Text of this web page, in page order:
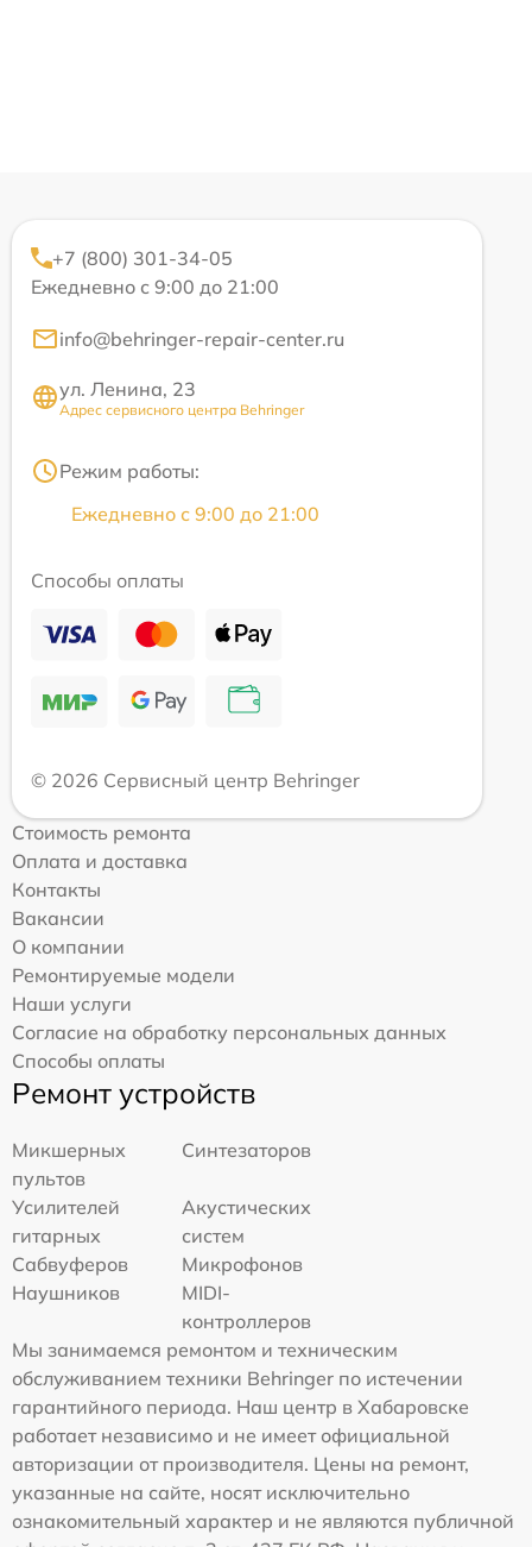
+7 (800) 301-34-05
Ежедневно с 9:00 до 21:00
info@behringer-repair-center.ru
ул. Ленина, 23
Адрес сервисного центра Behringer
Режим работы:
Ежедневно с 9:00 до 21:00
Способы оплаты
© 2026 Сервисный центр Behringer
Стоимость ремонта
Оплата и доставка
Контакты
Вакансии
О компании
Ремонтируемые модели
Наши услуги
Согласие на обработку персональных данных
Способы оплаты
Ремонт устройств
Микшерных
пультов
Синтезаторов
Усилителей
гитарных
Акустических
систем
Сабвуферов
Микрофонов
Наушников
MIDI-
контроллеров
Мы занимаемся ремонтом и техническим
обслуживанием техники Behringer по истечении
гарантийного периода. Наш центр в Хабаровске
работает независимо и не имеет официальной
авторизации от производителя. Цены на ремонт,
указанные на сайте, носят исключительно
ознакомительный характер и не являются публичной